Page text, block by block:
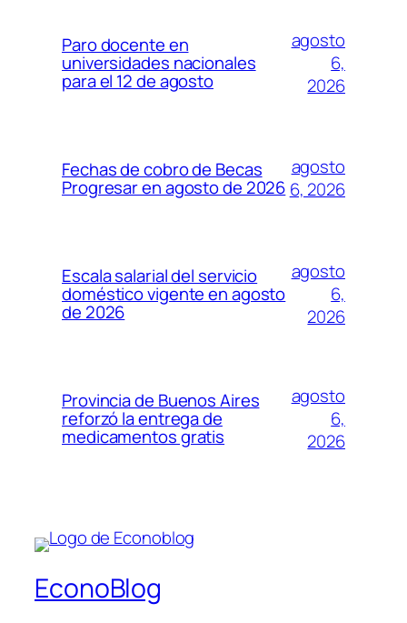
Paro docente en
universidades nacionales
para el 12 de agosto
agosto
6,
2026
Fechas de cobro de Becas
Progresar en agosto de 2026
agosto
6, 2026
Escala salarial del servicio
doméstico vigente en agosto
de 2026
agosto
6,
2026
Provincia de Buenos Aires
reforzó la entrega de
medicamentos gratis
agosto
6,
2026
EconoBlog